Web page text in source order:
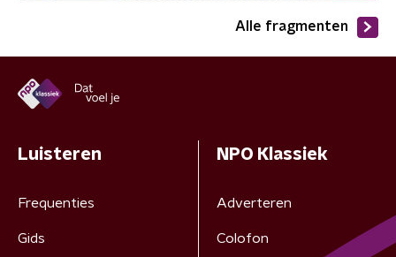
Alle fragmenten
Luisteren
Frequenties
Gids
NPO Klassiek
Adverteren
Colofon